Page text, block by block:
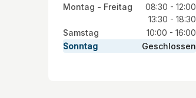
Montag - Freitag
08:30 - 12:00
13:30 - 18:30
Samstag
10:00 - 16:00
Sonntag
Geschlossen